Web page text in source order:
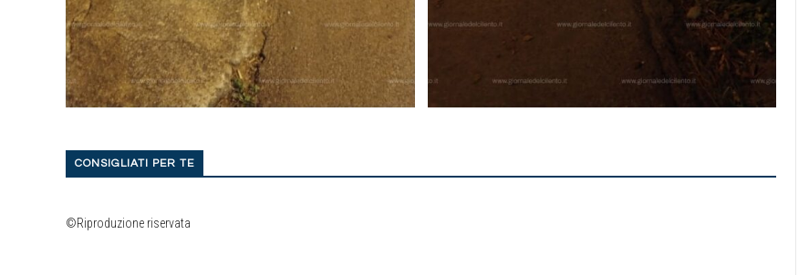
CONSIGLIATI PER TE
©Riproduzione riservata